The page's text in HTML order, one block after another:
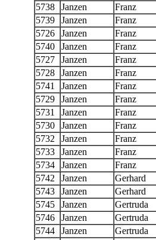
5738
Janzen Franz
5739
Janzen Franz
5726
Janzen Franz
5740
Janzen Franz
5727
Janzen Franz
5728
Janzen Franz
5741
Janzen Franz
5729
Janzen Franz
5731
Janzen Franz
5730
Janzen Franz
5732
Janzen Franz
5733
Janzen Franz
5734
Janzen Franz
5742
Janzen Gerhard
5743
Janzen Gerhard
5745
Janzen Gertruda
5746
Janzen Gertruda
5744
Janzen Gertruda